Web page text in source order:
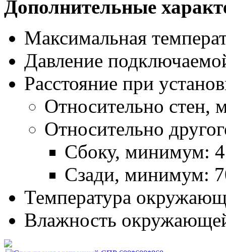
Дополнительные
Максимальная
Давление
Расстояние при
Относительно
Относительно
Сбоку, минимум:
Сзади, минимум:
Температура
Влажность